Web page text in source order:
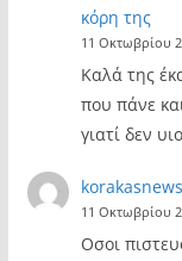
κόρη της
11 Οκτωβρίου
Καλά της
που πάνε
γιατί δεν
korakasnews
11 Οκτωβρίου
Οσοι